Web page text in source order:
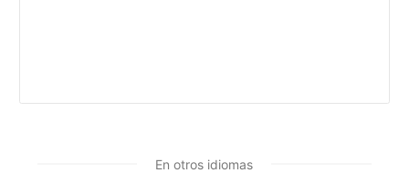
En otros idiomas